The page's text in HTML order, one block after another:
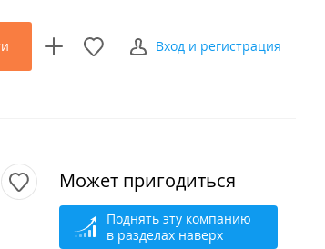
Вход и регистрация
Может пригодиться
Поднять эту компанию
в разделах наверх